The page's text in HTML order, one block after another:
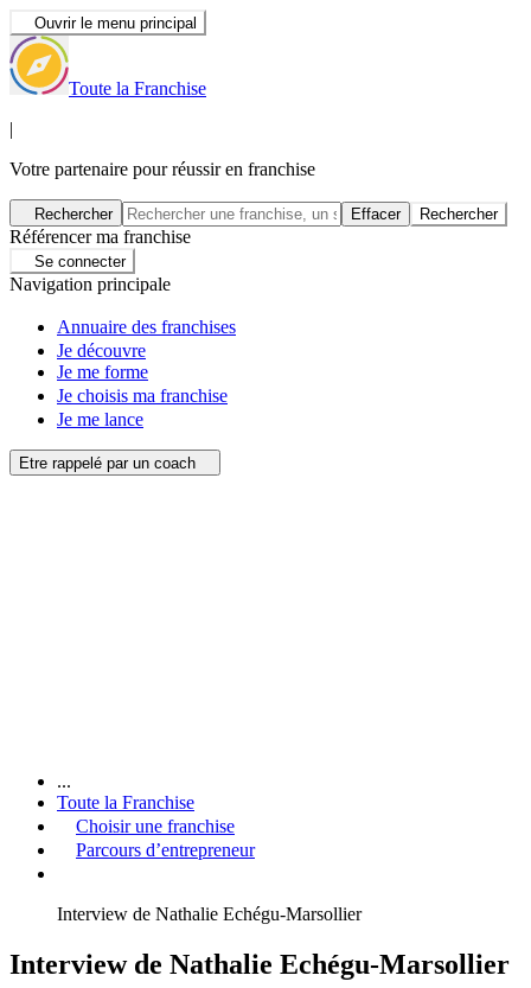
Ouvrir le menu principal
Toute la Franchise
|
Votre partenaire pour réussir en franchise
Rechercher Effacer Rechercher
Référencer ma franchise
Se connecter
Navigation principale
Annuaire des franchises
Je découvre
Je me forme
Je choisis ma franchise
Je me lance
Etre rappelé par un coach
...
Toute la Franchise
Choisir une franchise
Parcours d’entrepreneur
Interview de Nathalie Echégu-Marsollier
Interview de Nathalie Echégu-Marsollier